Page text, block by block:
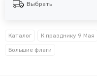
Выбрать
Каталог К празднику 9 Мая
Большие флаги